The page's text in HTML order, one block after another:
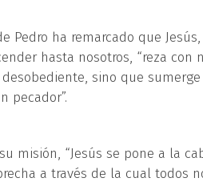
Pedro ha remarcado que Jesús,
hasta nosotros, “reza con
sino que
pecador”.
misión, “Jesús se pone a la
a través de la cual todos